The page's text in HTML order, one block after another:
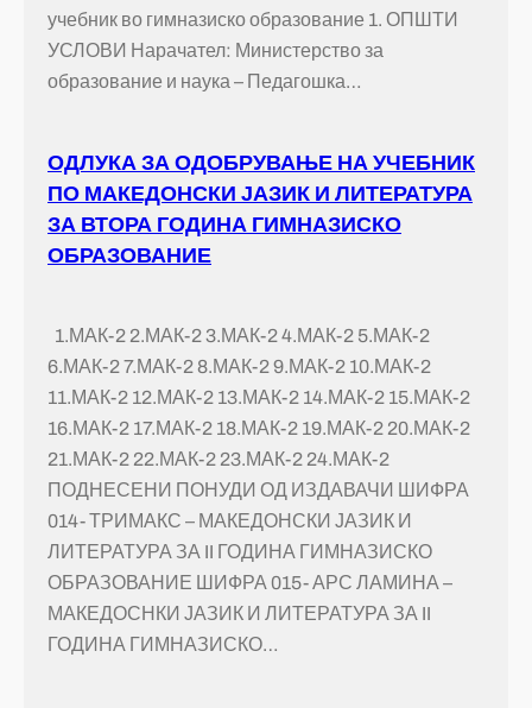
учебник во гимназиско образование 1. ОПШТИ
УСЛОВИ Нарачател: Министерство за
образование и наука – Педагошка…
ОДЛУКА ЗА ОДОБРУВАЊЕ НА УЧЕБНИК
ПО МАКЕДОНСКИ ЈАЗИК И ЛИТЕРАТУРА
ЗА ВТОРА ГОДИНА ГИМНАЗИСКО
ОБРАЗОВАНИЕ
1.МАК-2 2.МАК-2 3.МАК-2 4.МАК-2 5.МАК-2
6.МАК-2 7.МАК-2 8.МАК-2 9.МАК-2 10.МАК-2
11.МАК-2 12.МАК-2 13.МАК-2 14.МАК-2 15.МАК-2
16.МАК-2 17.МАК-2 18.МАК-2 19.МАК-2 20.МАК-2
21.МАК-2 22.МАК-2 23.МАК-2 24.МАК-2
ПОДНЕСЕНИ ПОНУДИ ОД ИЗДАВАЧИ ШИФРА
014- ТРИМАКС – МАКЕДОНСКИ ЈАЗИК И
ЛИТЕРАТУРА ЗА II ГОДИНА ГИМНАЗИСКО
ОБРАЗОВАНИЕ ШИФРА 015- АРС ЛАМИНА –
МАКЕДОСНКИ ЈАЗИК И ЛИТЕРАТУРА ЗА II
ГОДИНА ГИМНАЗИСКО…